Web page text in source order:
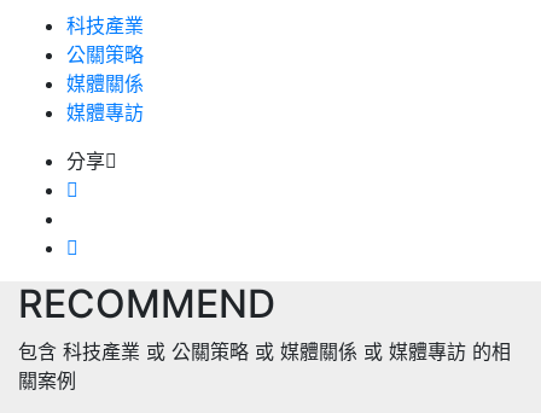
科技產業
公關策略
媒體關係
媒體專訪
分享
RECOMMEND
包含 科技產業 或 公關策略 或 媒體關係 或 媒體專訪 的相
關案例